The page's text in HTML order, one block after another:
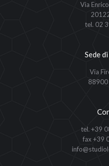
Via
tel. 02
Sede
Via
tel. +39
fax +39